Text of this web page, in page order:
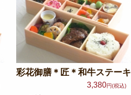
彩花御膳＊匠＊和牛ステーキ
3,380円(税込)